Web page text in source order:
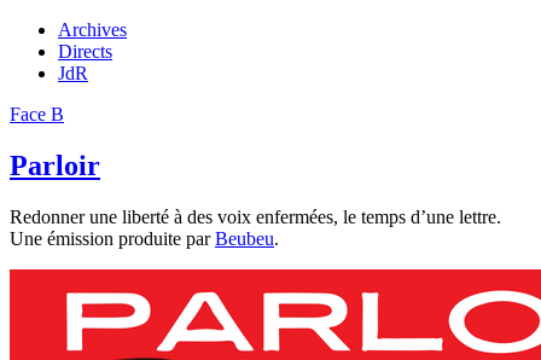
Archives
Directs
JdR
Face B
Parloir
Redonner une liberté à des voix enfermées, le temps d’une lettre.
Une émission produite parBeubeu.